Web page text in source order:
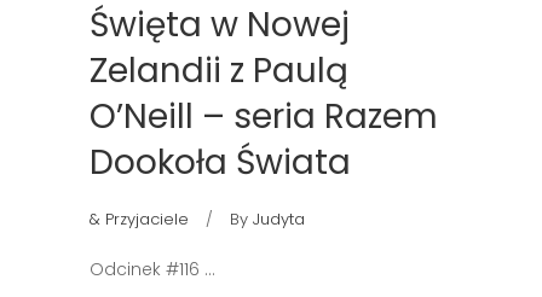
Święta w Nowej
Zelandii z Paulą
O’Neill – seria Razem
Dookoła Świata
& Przyjaciele By Judyta
Odcinek #116